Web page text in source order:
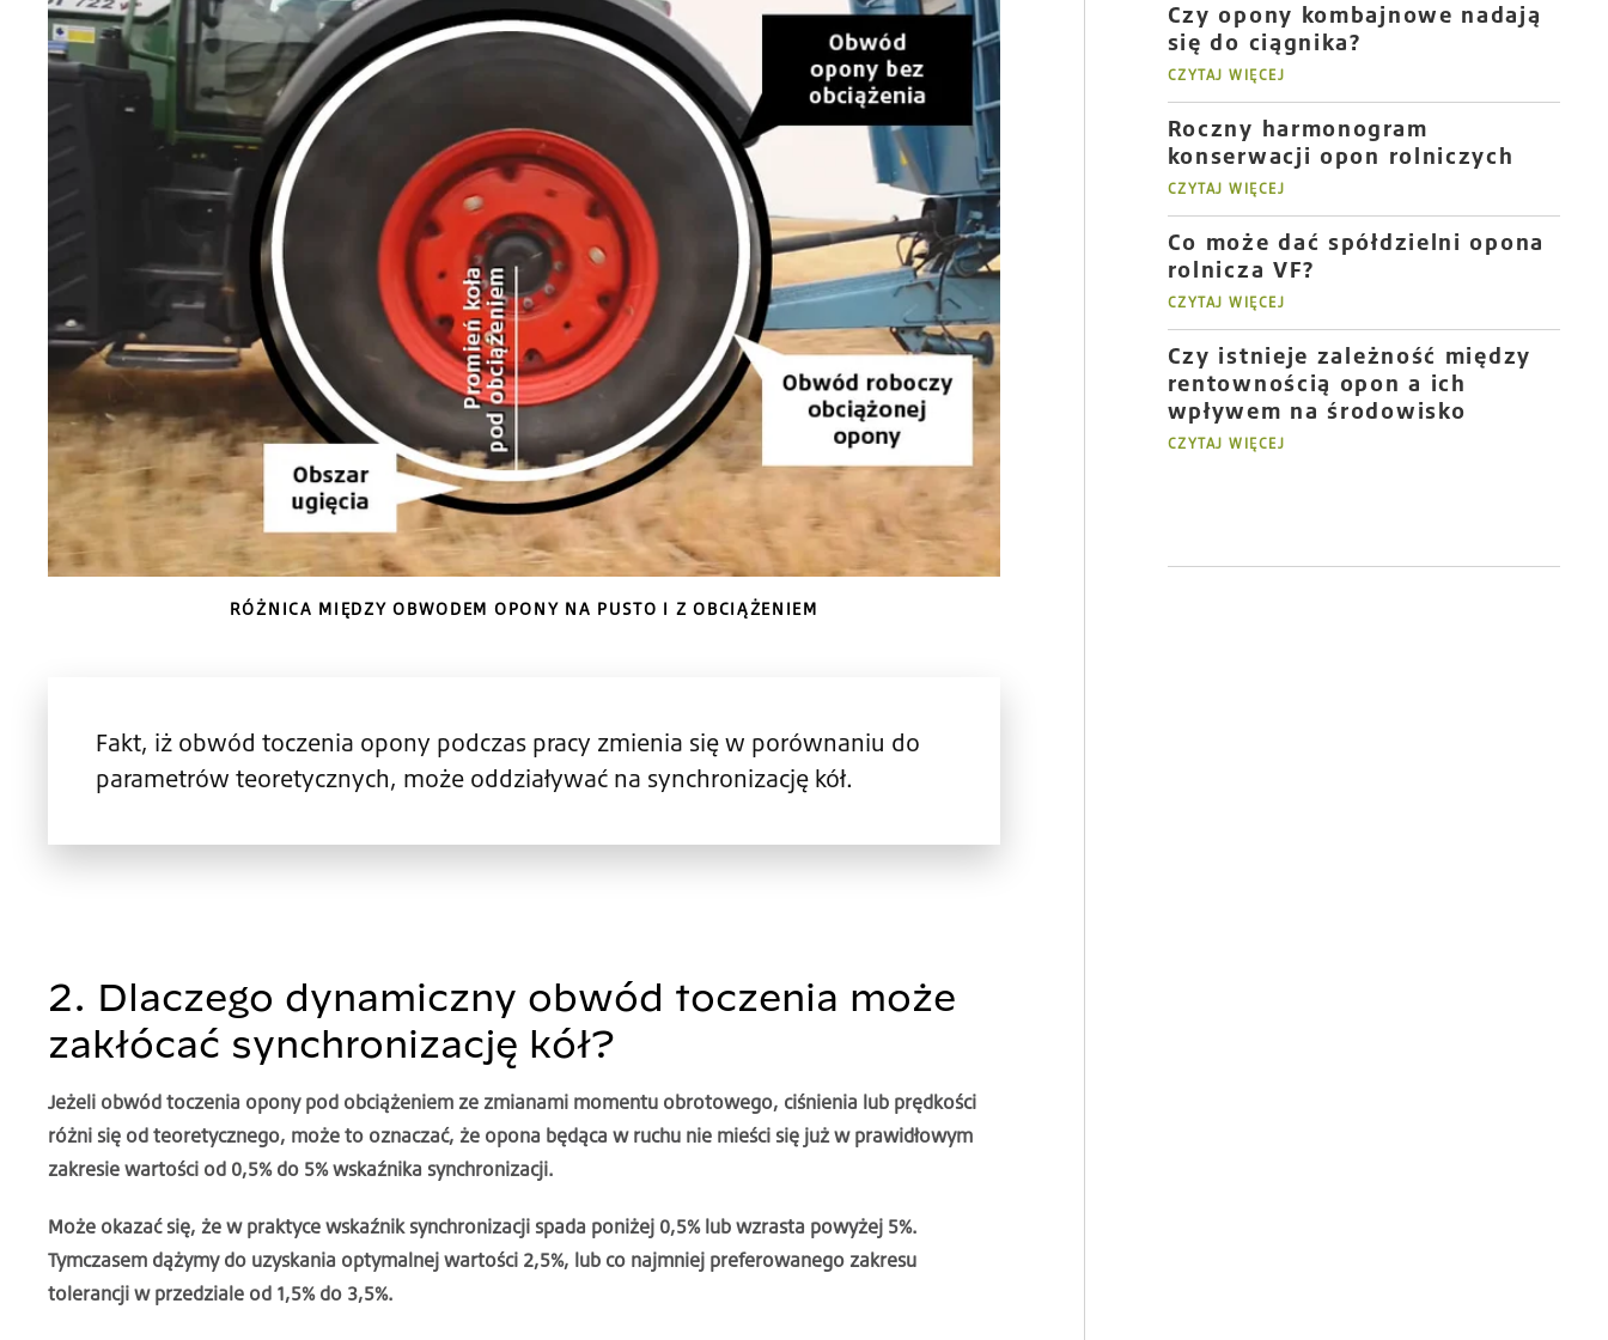
RÓŻNICA MIĘDZY OBWODEM OPONY NA PUSTO I Z OBCIĄŻENIEM
Fakt, iż obwód toczenia opony podczas pracy zmienia się w porównaniu do
parametrów teoretycznych, może oddziaływać na synchronizację kół.
2. Dlaczego dynamiczny obwód toczenia może
zakłócać synchronizację kół?
Jeżeli obwód toczenia opony pod obciążeniem ze zmianami momentu obrotowego, ciśnienia lub prędkości
różni się od teoretycznego, może to oznaczać, że opona będąca w ruchu nie mieści się już w prawidłowym
zakresie wartości od 0,5% do 5% wskaźnika synchronizacji.
Może okazać się, że w praktyce wskaźnik synchronizacji spada poniżej 0,5% lub wzrasta powyżej 5%.
Tymczasem dążymy do uzyskania optymalnej wartości 2,5%, lub co najmniej preferowanego zakresu
tolerancji w przedziale od 1,5% do 3,5%.
Czy opony kombajnowe nadają
się do ciągnika?
CZYTAJ WIĘCEJ
Roczny harmonogram
konserwacji opon rolniczych
CZYTAJ WIĘCEJ
Co może dać spółdzielni opona
rolnicza VF?
CZYTAJ WIĘCEJ
Czy istnieje zależność między
rentownością opon a ich
wpływem na środowisko
CZYTAJ WIĘCEJ